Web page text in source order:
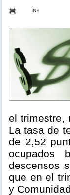
INE
el trimestre,
La tasa de
de 2,52
ocupados
descensos
que en el
y